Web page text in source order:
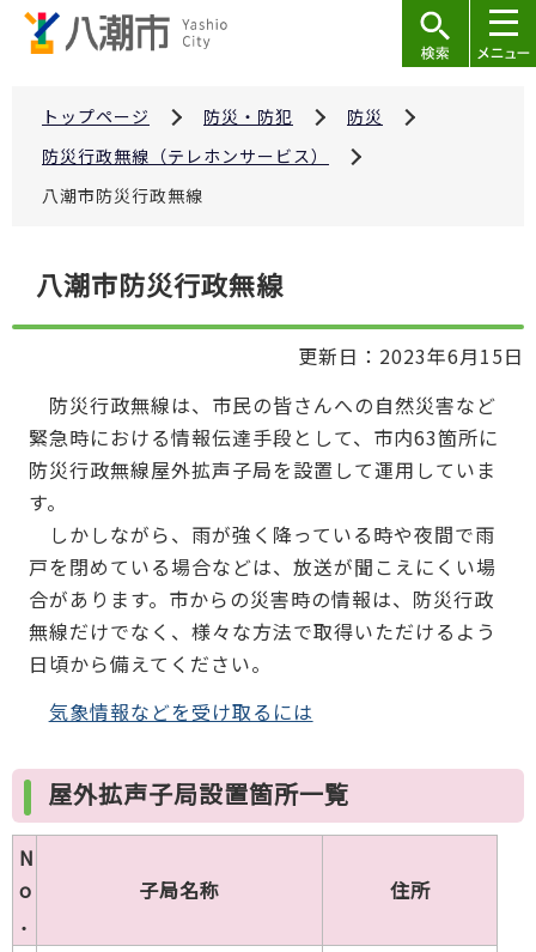
トップページ 防災・防犯
防災
防災行政無線（テレホンサービス）
八潮市防災行政無線
こ
八潮市防災行政無線
更新日：2023年6月15日
防災行政無線は、市民の皆さんへの自然災害など
緊急時における情報伝達手段として、市内63箇所に
防災行政無線屋外拡声子局を設置して運用していま
す。
しかしながら、雨が強く降っている時や夜間で雨
戸を閉めている場合などは、放送が聞こえにくい場
合があります。市からの災害時の情報は、防災行政
無線だけでなく、様々な方法で取得いただけるよう
日頃から備えてください。
気象情報などを受け取るには
屋外拡声子局設置箇所一覧
N
o
．
子局名称 住所